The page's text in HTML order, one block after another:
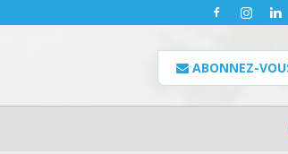
ABONNEZ-